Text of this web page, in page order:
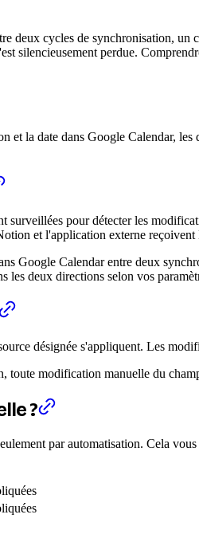
deux cycles de synchronisation,
silencieusement perdue.
la date dans Google Calendar,
pour détecter les
et l'application externe
Google Calendar entre deux
deux directions selon vos
désignée s'appliquent. Les
modification manuelle du
?
par automatisation. Cela